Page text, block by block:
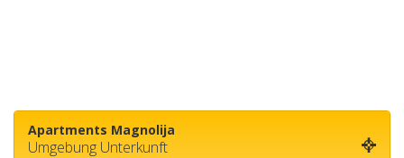
Apartments Magnolija
Umgebung Unterkunft